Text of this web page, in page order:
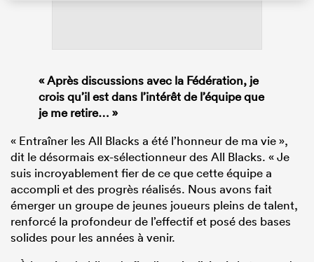
« Après discussions avec la Fédération, je
crois qu’il est dans l’intérêt de l’équipe que
je me retire… »
« Entraîner les All Blacks a été l’honneur de ma vie »,
dit le désormais ex-sélectionneur des All Blacks. « Je
suis incroyablement fier de ce que cette équipe a
accompli et des progrès réalisés. Nous avons fait
émerger un groupe de jeunes joueurs pleins de talent,
renforcé la profondeur de l’effectif et posé des bases
solides pour les années à venir.